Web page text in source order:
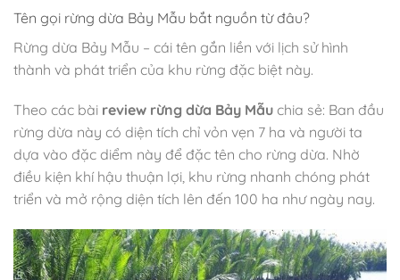
Tên gọi rừng dừa Bảy Mẫu bắt nguồn từ đâu?
Rừng dừa Bảy Mẫu – cái tên gắn liền với lịch sử hình
thành và phát triển của khu rừng đặc biệt này.
Theo các bài review rừng dừa Bảy Mẫu chia sẻ: Ban đầu
rừng dừa này có diện tích chỉ vỏn vẹn 7 ha và người ta
dựa vào đặc diểm này để đặc tên cho rừng dừa. Nhờ
điều kiện khí hậu thuận lợi, khu rừng nhanh chóng phát
triển và mở rộng diện tích lên đến 100 ha như ngày nay.